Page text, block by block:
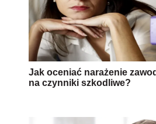
Jak oceniać narażenie
na czynniki szkodliwe?